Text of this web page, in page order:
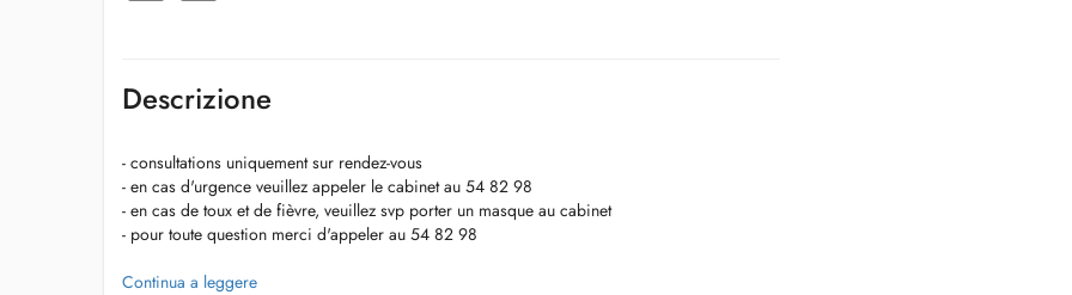
Descrizione
- consultations uniquement sur rendez-vous
- en cas d'urgence veuillez appeler le cabinet au 54 82 98
- en cas de toux et de fièvre, veuillez svp porter un masque au cabinet
- pour toute question merci d'appeler au 54 82 98
- Termine nur nach Vereinbarung
Continua a leggere